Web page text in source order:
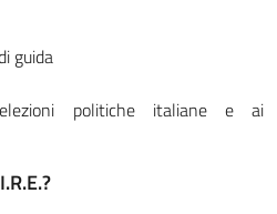
guida
politiche italiane e ai